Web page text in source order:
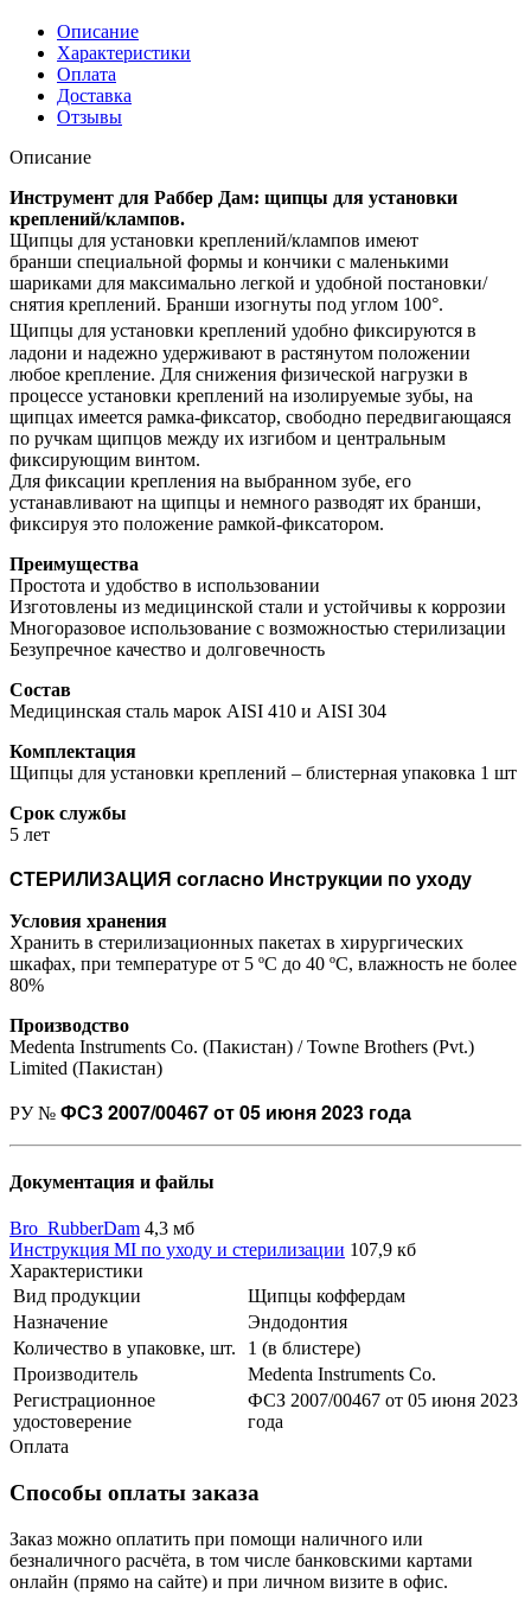
Описание
Характеристики
Оплата
Доставка
Отзывы
Описание
Инструмент для Раббер Дам: щипцы для установки
креплений/клампов.
Щипцы для установки креплений/клампов имеют
бранши специальной формы и кончики с маленькими
шариками для максимально легкой и удобной постановки/
снятия креплений. Бранши изогнуты под углом 100°.
Щипцы для установки креплений удобно фиксируются в
ладони и надежно удерживают в растянутом положении
любое крепление. Для снижения физической нагрузки в
процессе установки креплений на изолируемые зубы, на
щипцах имеется рамка-фиксатор, свободно передвигающаяся
по ручкам щипцов между их изгибом и центральным
фиксирующим винтом.
Для фиксации крепления на выбранном зубе, его
устанавливают на щипцы и немного разводят их бранши,
фиксируя это положение рамкой-фиксатором.
Преимущества
Простота и удобство в использовании
Изготовлены из медицинской стали и устойчивы к коррозии
Многоразовое использование с возможностью стерилизации
Безупречное качество и долговечность
Состав
Медицинская сталь марок AISI 410 и AISI 304
Комплектация
Щипцы для установки креплений – блистерная упаковка 1 шт
Срок службы
5 лет
СТЕРИЛИЗАЦИЯ согласно Инструкции по уходу
Условия хранения
Хранить в стерилизационных пакетах в хирургических
шкафах, при температуре от 5 ºС до 40 ºС, влажность не более
80%
Производство
Medenta Instruments Co. (Пакистан) / Towne Brothers (Pvt.)
Limited (Пакистан)
РУ № ФСЗ 2007/00467 от 05 июня 2023 года
Документация и файлы
Bro_RubberDam 4,3 мб
Инструкция MI по уходу и стерилизации 107,9 кб
Характеристики
Вид продукции
Щипцы коффердам
Назначение
Эндодонтия
Количество в упаковке, шт.
1 (в блистере)
Производитель
Medenta Instruments Co.
Регистрационное
удостоверение
ФСЗ 2007/00467 от 05 июня 2023
года
Оплата
Способы оплаты заказа
Заказ можно оплатить при помощи наличного или
безналичного расчёта, в том числе банковскими картами
онлайн (прямо на сайте) и при личном визите в офис.